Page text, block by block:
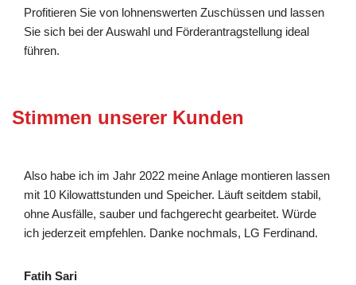
Profitieren Sie von lohnenswerten Zuschüssen und lassen
Sie sich bei der Auswahl und Förderantragstellung ideal
führen.
Stimmen unserer Kunden
Also habe ich im Jahr 2022 meine Anlage montieren lassen
mit 10 Kilowattstunden und Speicher. Läuft seitdem stabil,
ohne Ausfälle, sauber und fachgerecht gearbeitet. Würde
ich jederzeit empfehlen. Danke nochmals, LG Ferdinand.
Fatih Sari